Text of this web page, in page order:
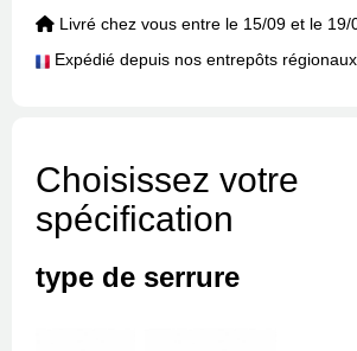
Choisissez votre
spécification
type de serrure
Livré chez vous entre le 15/09 et le 19/
Expédié depuis nos entrepôts